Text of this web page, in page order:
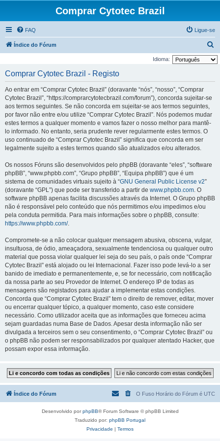
Comprar Cytotec Brazil
FAQ Ligue-se
Índice do Fórum
e
Idioma:
Comprar Cytotec Brazil - Registo
Ao entrar em “Comprar Cytotec Brazil” (doravante “nós”, “nosso”, “Comprar
Cytotec Brazil”, “https://comprarcytotecbrazil.com/forum”), concorda sujeitar-se
aos termos seguintes. Se não concorda em sujeitar-se aos termos seguintes,
por favor não entre e/ou utilize “Comprar Cytotec Brazil”. Nós podemos mudar
estes termos a qualquer momento e vamos fazer o nosso melhor para mantê-
lo informado. No entanto, seria prudente rever regularmente estes termos. O
uso continuado de “Comprar Cytotec Brazil” significa que concorda em ser
legalmente sujeito a estes termos quando são atualizados e/ou alterados.
Os nossos Fóruns são desenvolvidos pelo phpBB (doravante “eles”, “software
phpBB”, “www.phpbb.com”, “Grupo phpBB”, “Equipa phpBB”) que é um
sistema de comunidades virtuais sujeito à “GNU General Public License v2”
(doravante “GPL”) que pode ser transferido a partir de www.phpbb.com. O
software phpBB apenas facilita discussões através da Internet. O Grupo phpBB
não é responsável pelo conteúdo que nós permitimos e/ou impedimos e/ou
pela conduta permitida. Para mais informações sobre o phpBB, consulte:
https://www.phpbb.com/.
Compromete-se a não colocar qualquer mensagem abusiva, obscena, vulgar,
insultuosa, de ódio, ameaçadora, sexualmente tendenciosa ou qualquer outro
material que possa violar qualquer lei seja do seu país, o país onde “Comprar
Cytotec Brazil” está alojado ou lei Internacional. Fazer isso pode levá-lo a ser
banido de imediato e permanentemente, e, se for necessário, com notificação
da nossa parte ao seu Provedor de Internet. O endereço IP de todas as
mensagens são registados para ajudar a implementar estas condições.
Concorda que “Comprar Cytotec Brazil” tem o direito de remover, editar, mover
ou encerrar qualquer tópico, a qualquer momento, caso este considere
necessário. Como utilizador aceita que as informações que forneceu acima
sejam guardadas numa Base de Dados. Apesar desta informação não ser
divulgada a terceiros sem o seu consentimento, o “Comprar Cytotec Brazil” ou
o phpBB não podem ser responsabilizados por qualquer atentado Hacker, que
possam expor essa informação.
Índice do Fórum O Fuso Horário do Fórum é UTC
Desenvolvido porphpBB® Forum Software © phpBB Limited
Traduzido por: phpBB Portugal
Privacidade | Termos